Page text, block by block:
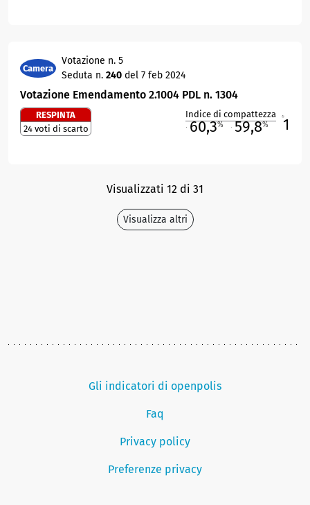
Camera
Votazione n. 5
Seduta n. 240 del 7 feb 2024
Votazione Emendamento 2.1004 PDL n. 1304
RESPINTA
24 voti di scarto
Indice di compattezza
60,3% 59,8% 1
Visualizzati 12 di 31
Visualizza altri
Gli indicatori di openpolis
Faq
Privacy policy
Preferenze privacy